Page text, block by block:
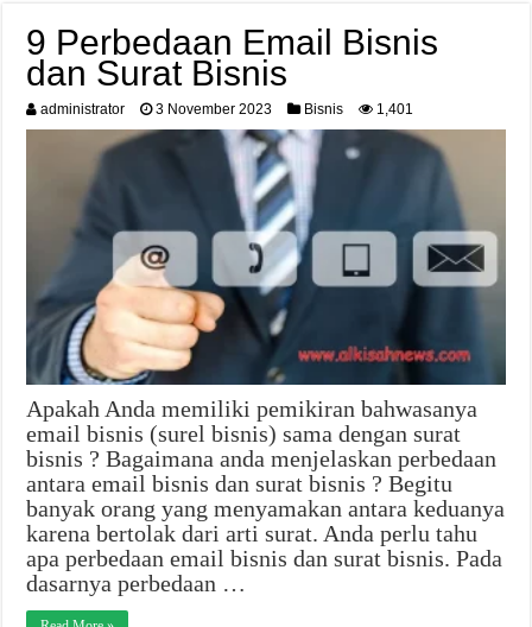
9 Perbedaan Email Bisnis
dan Surat Bisnis
administrator 3 November 2023 Bisnis 1,401
Apakah Anda memiliki pemikiran bahwasanya
email bisnis (surel bisnis) sama dengan surat
bisnis ? Bagaimana anda menjelaskan perbedaan
antara email bisnis dan surat bisnis ? Begitu
banyak orang yang menyamakan antara keduanya
karena bertolak dari arti surat. Anda perlu tahu
apa perbedaan email bisnis dan surat bisnis. Pada
dasarnya perbedaan …